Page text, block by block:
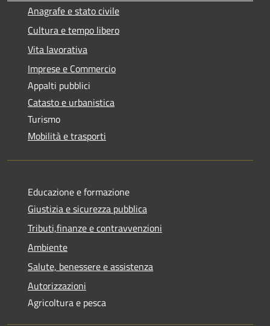
Anagrafe e stato civile
Cultura e tempo libero
Vita lavorativa
Imprese e Commercio
Appalti pubblici
Catasto e urbanistica
Turismo
Mobilità e trasporti
Educazione e formazione
Giustizia e sicurezza pubblica
Tributi,finanze e contravvenzioni
Ambiente
Salute, benessere e assistenza
Autorizzazioni
Agricoltura e pesca